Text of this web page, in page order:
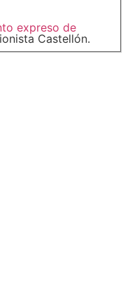
expreso de
Castellón.